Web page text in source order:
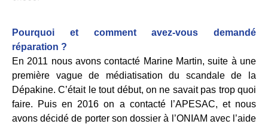
Pourquoi et comment avez-vous demandé
réparation ?
En 2011 nous avons contacté Marine Martin, suite à une
première vague de médiatisation du scandale de la
Dépakine. C’était le tout début, on ne savait pas trop quoi
faire. Puis en 2016 on a contacté l’APESAC, et nous
avons décidé de porter son dossier à l’ONIAM avec l’aide